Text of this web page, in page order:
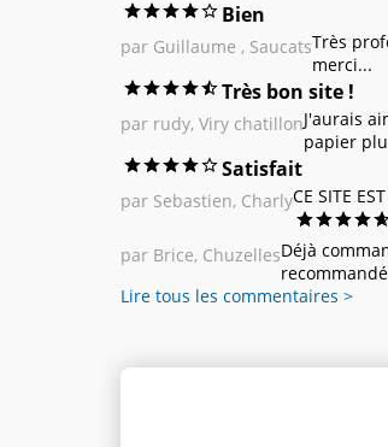
Bien
par Guillaume , SaucatsTrès
merci...
Très bon site !
par rudy, Viry chatillonJ'aurais
papier
Satisfait
par Sebastien, CharlyCE SITE
par Brice, ChuzellesDéjà
Lire tous les commentaires >